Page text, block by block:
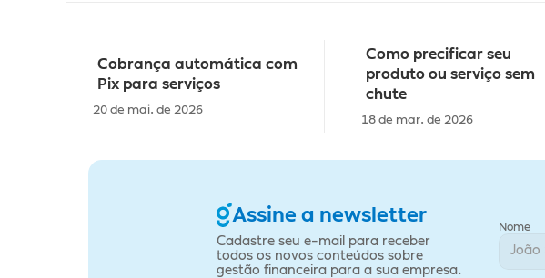
Cobrança automática com
Pix para serviços
20 de mai. de 2026
Como precificar seu
produto ou serviço sem
chute
18 de mar. de 2026
Assine a newsletter
Cadastre seu e-mail para receber
todos os novos conteúdos sobre
gestão financeira para a sua empresa.
Nome